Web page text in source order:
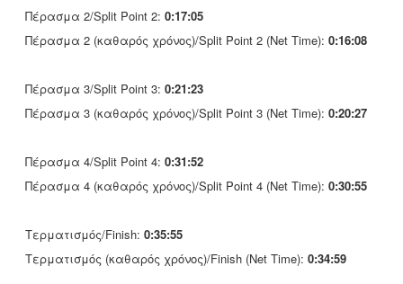
Πέρασμα 2/Split Point 2: 0:17:05
Πέρασμα 2 (καθαρός χρόνος)/Split Point 2 (Net Time): 0:16:08
Πέρασμα 3/Split Point 3: 0:21:23
Πέρασμα 3 (καθαρός χρόνος)/Split Point 3 (Net Time): 0:20:27
Πέρασμα 4/Split Point 4: 0:31:52
Πέρασμα 4 (καθαρός χρόνος)/Split Point 4 (Net Time): 0:30:55
Τερματισμός/Finish: 0:35:55
Τερματισμός (καθαρός χρόνος)/Finish (Net Time): 0:34:59